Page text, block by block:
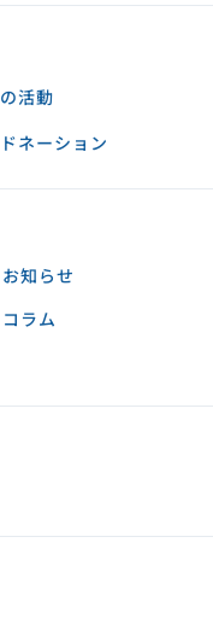
の活動
ドネーション
お知らせ
コラム